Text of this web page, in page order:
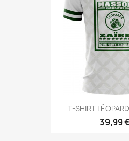
T-SHIRT
39,99